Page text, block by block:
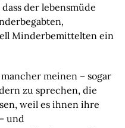
der lebensmüde
Minderbemittelten ein
meinen – sogar
zu sprechen, die
weil es ihnen ihre
und